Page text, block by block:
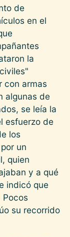
de
en el
la
con armas
algunas de
se leía la
esfuerzo de
los
un
quien
y a qué
indicó que
Pocos
su recorrido